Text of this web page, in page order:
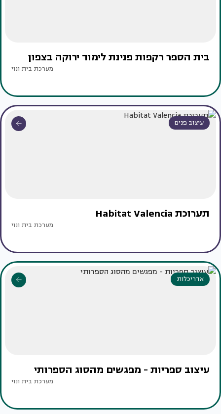
בית הספר רקפות פנינת לימוד ירוקה בצפון
מערכת בית ונוי
עיצוב פנים
תערוכת Habitat Valencia
מערכת בית ונוי
אדריכלות
עיצוב ספריות - מפגשים מהסוג הספרותי
מערכת בית ונוי